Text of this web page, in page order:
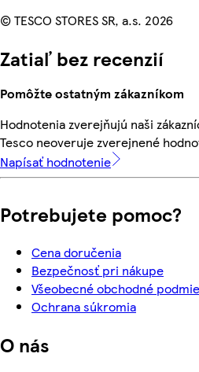
© TESCO STORES SR, a.s. 2026
Zatiaľ bez recenzií
Pomôžte ostatným zákazníkom
Hodnotenia zverejňujú naši
Tesco neoveruje zverejnené
Napísať hodnotenie
Potrebujete pomoc?
Cena doručenia
Bezpečnosť pri nákupe
Všeobecné obchodné
Ochrana súkromia
O nás